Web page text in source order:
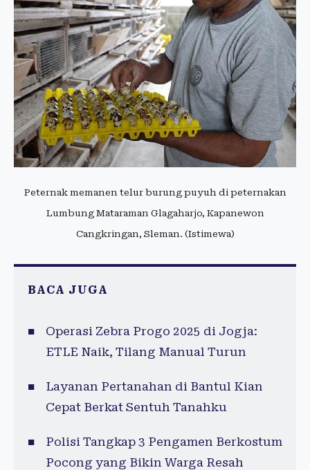
Peternak memanen telur burung puyuh di peternakan
Lumbung Mataraman Glagaharjo, Kapanewon
Cangkringan, Sleman. (Istimewa)
BACA JUGA
Operasi Zebra Progo 2025 di Jogja:
ETLE Naik, Tilang Manual Turun
Layanan Pertanahan di Bantul Kian
Cepat Berkat Sentuh Tanahku
Polisi Tangkap 3 Pengamen Berkostum
Pocong yang Bikin Warga Resah